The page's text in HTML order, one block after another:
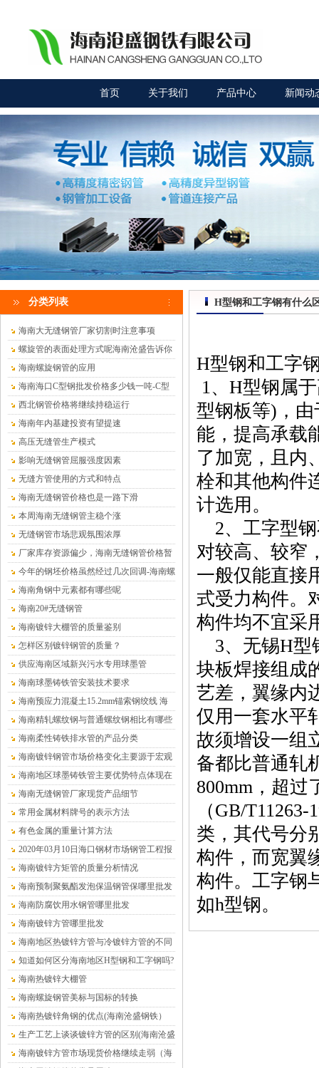
首页 关于我们 产品中心 新闻动
分类列表
海南大无缝钢管厂家切割时注意事项
螺旋管的表面处理方式呢海南沧盛告诉你
海南螺旋钢管的应用
海南海口C型钢批发价格多少钱一吨-C型
钢厂家
西北钢管价格将继续持稳运行
海南年内基建投资有望提速
高压无缝管生产模式
影响无缝钢管屈服强度因素
无缝方管使用的方式和特点
海南无缝钢管价格也是一路下滑
本周海南无缝钢管主稳个涨
无缝钢管市场悲观氛围浓厚
厂家库存资源偏少，海南无缝钢管价格暂
时平稳为主
今年的钢坯价格虽然经过几次回调-海南螺
旋钢管
海南角钢中元素都有哪些呢
海南20#无缝钢管
海南镀锌大棚管的质量鉴别
怎样区别镀锌钢管的质量？
供应海南区域新兴污水专用球墨管
海南球墨铸铁管安装技术要求
海南预应力混凝土15.2mm锚索钢绞线 海
南沧盛销售
海南精轧螺纹钢与普通螺纹钢相比有哪些
优点？
海南柔性铸铁排水管的产品分类
海南镀锌钢管市场价格变化主要源于宏观
供求关系的变化
海南地区球墨铸铁管主要优势特点体现在
哪儿
海南无缝钢管厂家现货产品细节
常用金属材料牌号的表示方法
有色金属的重量计算方法
2020年03月10日海口钢材市场钢管工程报
价表
海南镀锌方矩管的质量分析情况
海南预制聚氨酯发泡保温钢管保哪里批发
（温泉水专用）
海南防腐饮用水钢管哪里批发
海南镀锌方管哪里批发
海南地区热镀锌方管与冷镀锌方管的不同
在哪里
知道如何区分海南地区H型钢和工字钢吗?
海南热镀锌大棚管
海南螺旋钢管美标与国标的转换
海南热镀锌角钢的优点(海南沧盛钢铁）
生产工艺上谈谈镀锌方管的区别(海南沧盛
钢铁）
海南镀锌方管市场现货价格继续走弱（海
H型钢和工字钢有什
H型钢和工
1、H型钢属
型钢板等)，
能，提高承载
了加宽，且内
栓和其他构件
计选用。
2、工字型钢
对较高、较窄
一般仅能直接
式受力构件。
构件均不宜采
3、无锡H型
块板焊接组成
艺差，翼缘内
仅用一套水平
故须增设一组
备都比普通轧
800mm，超
（GB/
类，其代号分
构件，而宽翼
构件。工字钢
如h型钢。